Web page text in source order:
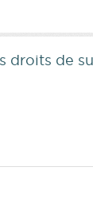
droits de